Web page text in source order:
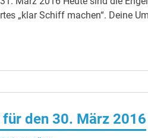
„klar Schiff machen“. Deine
den 30. März 2016